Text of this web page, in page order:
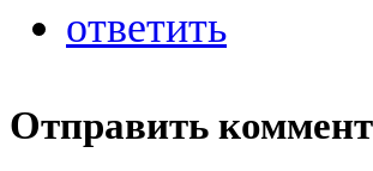
ответить
Отправить